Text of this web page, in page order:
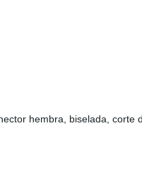
hembra, biselada, corte